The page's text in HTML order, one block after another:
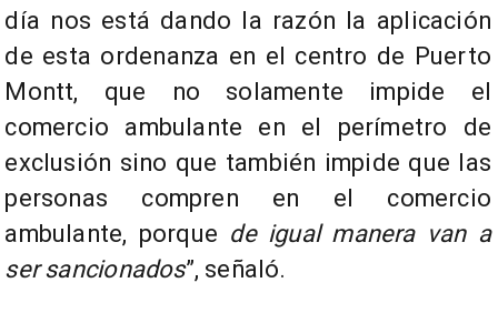
día nos está dando la razón la aplicación
de esta ordenanza en el centro de Puerto
Montt, que no solamente impide el
comercio ambulante en el perímetro de
exclusión sino que también impide que las
personas compren en el comercio
ambulante, porque de igual manera van a
ser sancionados”, señaló.